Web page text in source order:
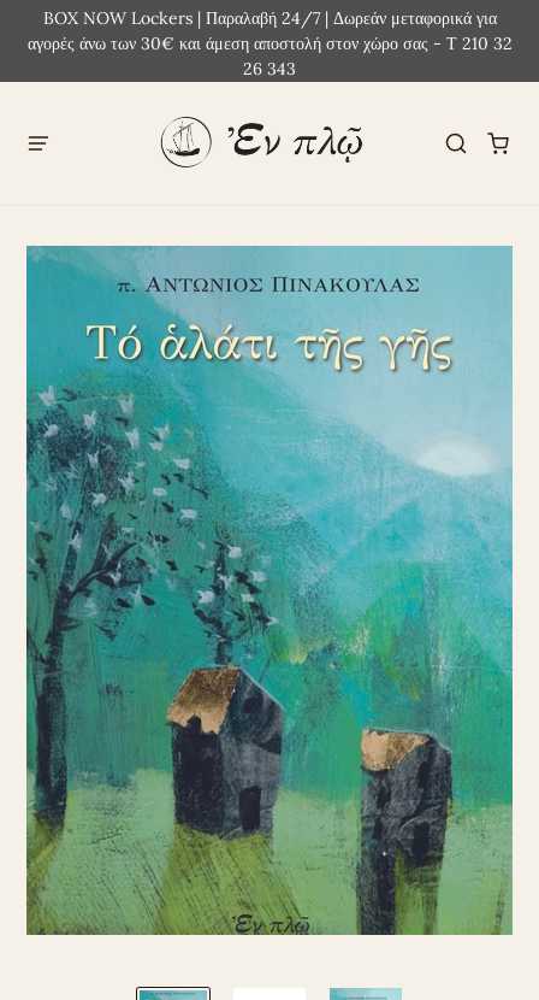
BOX NOW Lockers | Παραλαβή 24/7 | Δωρεάν μεταφορικά για
αγορές άνω των 30€ και άμεση αποστολή στον χώρο σας - Τ 210 32
26 343